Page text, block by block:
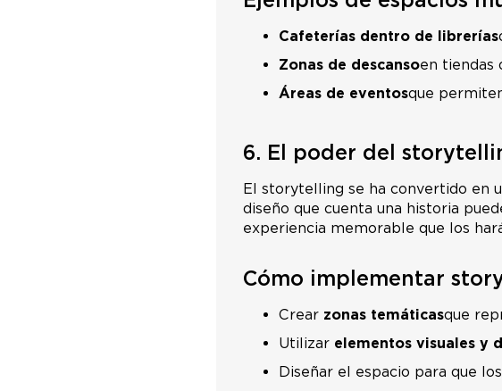
Cafeterías dentro de librerías
Zonas de descansoen tiendas
Áreas de eventosque
6. El poder del
El storytelling se ha convertido en
diseño que cuenta una historia
experiencia memorable que los
Cómo implementar
Crear zonas temáticasque
Utilizar elementos visuales y
Diseñar el espacio para que